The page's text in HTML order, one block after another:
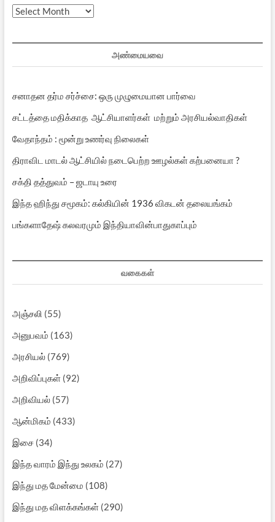
முந்தைய
அண்மையவை
சனாதன தர்ம சர்ச்சை: ஒரு முழுமையான பார்வை
சட்டத்தை மதிக்காத ஆட்சியாளர்கள் மற்றும் அரசியல்வாதிகள்
வேதாந்தம் : மூன்று உணர்வு நிலைகள்
திராவிட மாடல் ஆட்சியில் நடைபெற்ற ஊழல்கள் கற்பனையா ?
சக்தி தத்துவம் – ஜடாயு உரை
இந்த ஹிந்து சமூகம்: கல்கியின் 1936 விகடன் தலையங்கம்
பங்களாதேஷ் கலவரமும் இந்தியாவின்பாதுகாப்பும்
வகைகள்
அஞ்சலி (55)
அனுபவம் (163)
அரசியல்(769)
அறிவிப்புகள்(92)
அறிவியல்(57)
ஆன்மிகம் (433)
இசை(34)
இந்த வாரம் இந்து உலகம் (27)
இந்து மத மேன்மை (108)
இந்து மத விளக்கங்கள்(290)